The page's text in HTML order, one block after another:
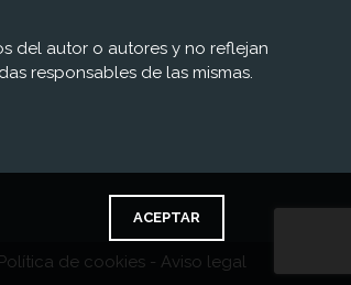
ACEPTAR
del autor o autores y no reflejan
responsables de las mismas.
de cookies - Aviso legal